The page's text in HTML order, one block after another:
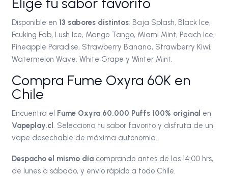
Elige tu sabor favorito
Disponible en 13 sabores distintos: Baja Splash, Black Ice,
Fcuking Fab, Lush Ice, Mango Tango, Miami Mint, Peach Ice,
Pineapple Paradise, Strawberry Banana, Strawberry Kiwi,
Watermelon Wave, White Grape y Winter Mint.
Compra Fume Oxyra 60K en
Chile
Encuentra el Fume Oxyra 60.000 Puffs 100% original en
Vapeplay.cl . Selecciona tu sabor favorito y disfruta de un
vape desechable de máxima autonomía.
Despacho el mismo díacomprando antes de las 14:00 hrs,
de lunes a sábado, y envío rápido a todo Chile.